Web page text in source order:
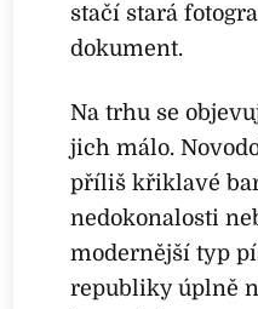
stačí stará
dokument.
Na trhu se
jich málo.
příliš křiklavé
nedokonalosti
modernější typ
republiky úplně